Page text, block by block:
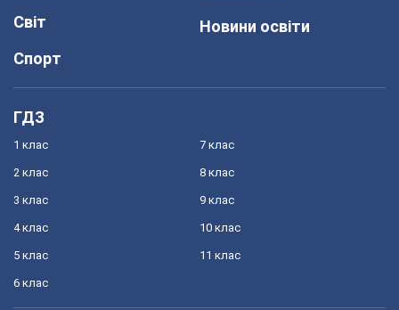
Світ
Спорт
Новини освіти
ГДЗ
1 клас
2 клас
3 клас
4 клас
5 клас
6 клас
7 клас
8 клас
9 клас
10 клас
11 клас